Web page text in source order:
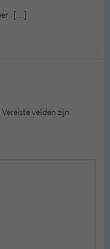
[…]
Vereiste velden zijn